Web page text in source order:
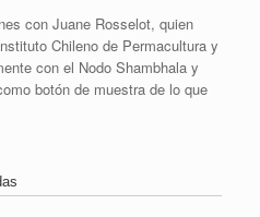
con Juane Rosselot, quien
Chileno de Permacultura y
con el Nodo Shambhala y
botón de muestra de lo que